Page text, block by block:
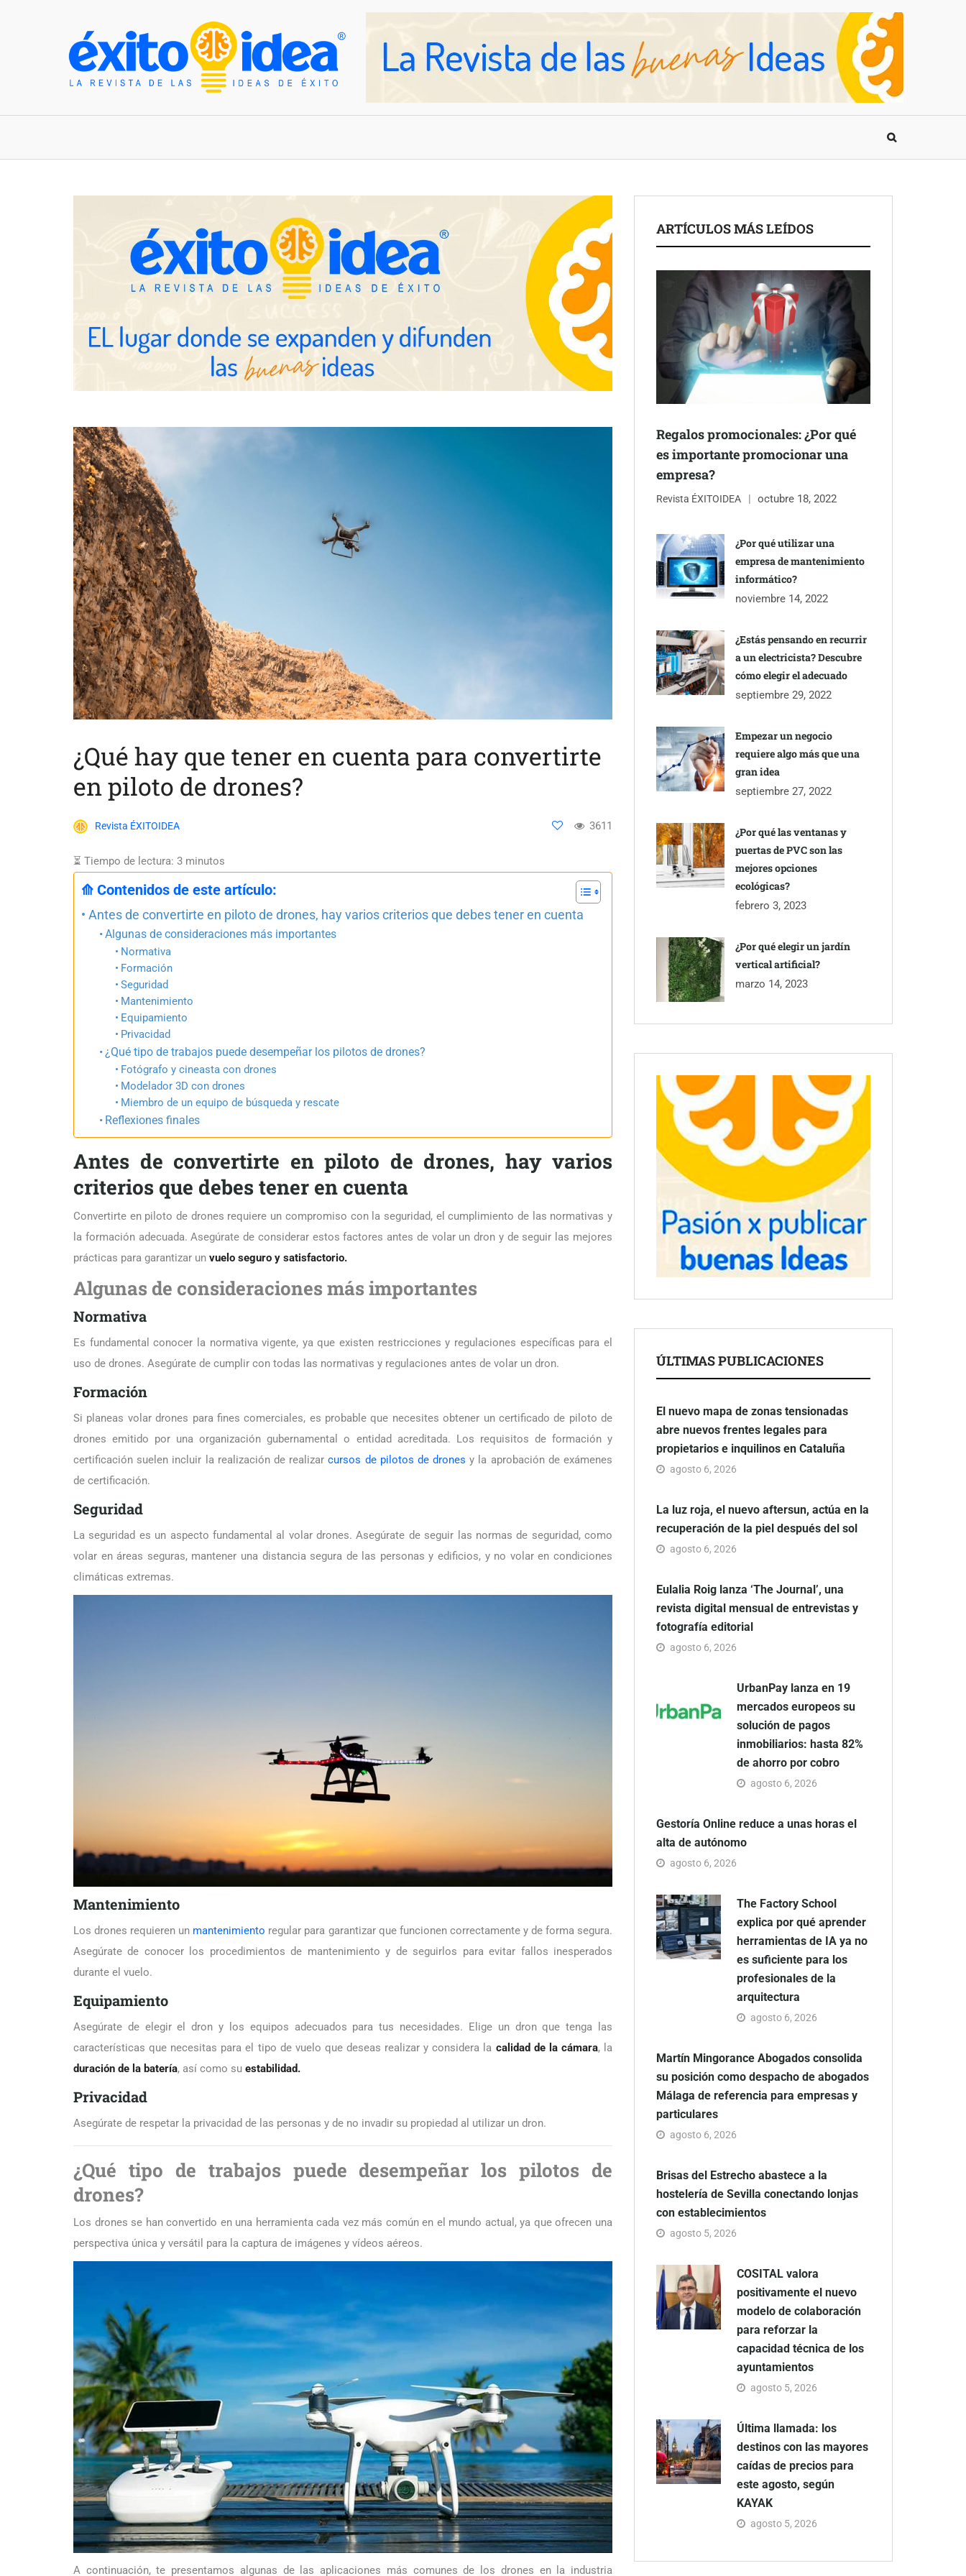
¿Qué hay que tener en cuenta para convertirte
en piloto de drones?
Revista ÉXITOIDEA 3611
⏳ Tiempo de lectura: 3 minutos
⟰ Contenidos de este artículo:
Antes de convertirte en piloto de drones, hay varios criterios que debes tener en cuenta
Algunas de consideraciones más importantes
Normativa
Formación
Seguridad
Mantenimiento
Equipamiento
Privacidad
¿Qué tipo de trabajos puede desempeñar los pilotos de drones?
Fotógrafo y cineasta con drones
Modelador 3D con drones
Miembro de un equipo de búsqueda y rescate
Reflexiones finales
Antes de convertirte en piloto de drones, hay varios
criterios que debes tener en cuenta
Convertirte en piloto de drones requiere un compromiso con la seguridad, el cumplimiento de las normativas y
la formación adecuada. Asegúrate de considerar estos factores antes de volar un dron y de seguir las mejores
prácticas para garantizar un vuelo seguro y satisfactorio.
Algunas de consideraciones más importantes
Normativa
Es fundamental conocer la normativa vigente, ya que existen restricciones y regulaciones específicas para el
uso de drones. Asegúrate de cumplir con todas las normativas y regulaciones antes de volar un dron.
Formación
Si planeas volar drones para fines comerciales, es probable que necesites obtener un certificado de piloto de
drones emitido por una organización gubernamental o entidad acreditada. Los requisitos de formación y
certificación suelen incluir la realización de realizarcursos de pilotos de drones y la aprobación de exámenes
de certificación.
Seguridad
La seguridad es un aspecto fundamental al volar drones. Asegúrate de seguir las normas de seguridad, como
volar en áreas seguras, mantener una distancia segura de las personas y edificios, y no volar en condiciones
climáticas extremas.
Mantenimiento
Los drones requieren un mantenimiento regular para garantizar que funcionen correctamente y de forma segura.
Asegúrate de conocer los procedimientos de mantenimiento y de seguirlos para evitar fallos inesperados
durante el vuelo.
Equipamiento
Asegúrate de elegir el dron y los equipos adecuados para tus necesidades. Elige un dron que tenga las
características que necesitas para el tipo de vuelo que deseas realizar y considera la calidad de la cámara, la
duración de la batería, así como su estabilidad.
Privacidad
Asegúrate de respetar la privacidad de las personas y de no invadir su propiedad al utilizar un dron.
¿Qué tipo de trabajos puede desempeñar los pilotos de
drones?
Los drones se han convertido en una herramienta cada vez más común en el mundo actual, ya que ofrecen una
perspectiva única y versátil para la captura de imágenes y vídeos aéreos.
A continuación, te presentamos algunas de las aplicaciones más comunes de los drones en la industria
ARTÍCULOS MÁS LEÍDOS
Regalos promocionales: ¿Por qué
es importante promocionar una
empresa?
Revista ÉXITOIDEA octubre 18, 2022
¿Por qué utilizar una
empresa de mantenimiento
informático?
noviembre 14, 2022
¿Estás pensando en recurrir
a un electricista? Descubre
cómo elegir el adecuado
septiembre 29, 2022
Empezar un negocio
requiere algo más que una
gran idea
septiembre 27, 2022
¿Por qué las ventanas y
puertas de PVC son las
mejores opciones
ecológicas?
febrero 3, 2023
¿Por qué elegir un jardín
vertical artificial?
marzo 14, 2023
ÚLTIMAS PUBLICACIONES
El nuevo mapa de zonas tensionadas
abre nuevos frentes legales para
propietarios e inquilinos en Cataluña
agosto 6, 2026
La luz roja, el nuevo aftersun, actúa en la
recuperación de la piel después del sol
agosto 6, 2026
Eulalia Roig lanza ‘The Journal’, una
revista digital mensual de entrevistas y
fotografía editorial
agosto 6, 2026
UrbanPay lanza en 19
mercados europeos su
solución de pagos
inmobiliarios: hasta 82%
de ahorro por cobro
agosto 6, 2026
Gestoría Online reduce a unas horas el
alta de autónomo
agosto 6, 2026
The Factory School
explica por qué aprender
herramientas de IA ya no
es suficiente para los
profesionales de la
arquitectura
agosto 6, 2026
Martín Mingorance Abogados consolida
su posición como despacho de abogados
Málaga de referencia para empresas y
particulares
agosto 6, 2026
Brisas del Estrecho abastece a la
hostelería de Sevilla conectando lonjas
con establecimientos
agosto 5, 2026
COSITAL valora
positivamente el nuevo
modelo de colaboración
para reforzar la
capacidad técnica de los
ayuntamientos
agosto 5, 2026
Última llamada: los
destinos con las mayores
caídas de precios para
este agosto, según
KAYAK
agosto 5, 2026